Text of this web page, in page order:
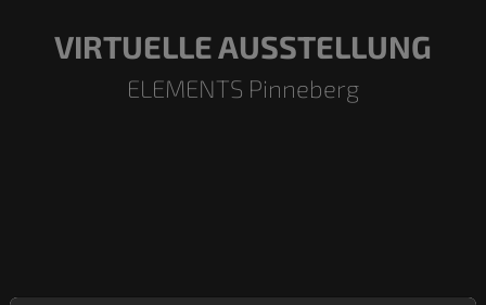
VIRTUELLE AUSSTELLUNG
ELEMENTS Pinneberg